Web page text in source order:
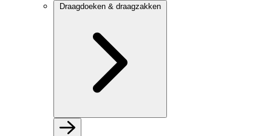
Draagdoeken & draagzakken